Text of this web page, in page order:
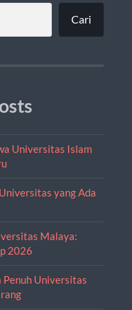
Cari
Universitas Islam
yang Ada
Malaya:
2026
Universitas